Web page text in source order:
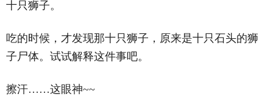
十只狮子。
吃的时候，才发现那十只狮子，原来是十只石头的狮
子尸体。试试解释这件事吧。
擦汗……这眼神~~